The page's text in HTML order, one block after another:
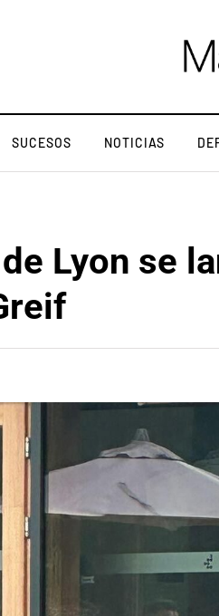
SUCESOS NOTICIAS
Lyon se